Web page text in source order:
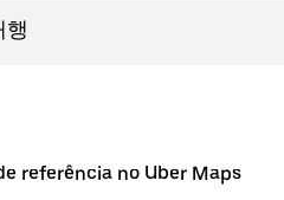
referência no Uber Maps